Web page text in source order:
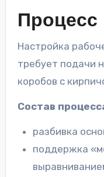
Процесс
Настройка
требует подачи
коробов с
Состав
разбивка
поддержка